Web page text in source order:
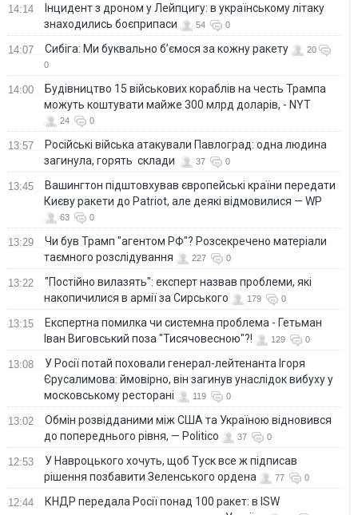
14:14
Інцидент з дроном у Лейпцигу: в українському літаку
знаходились боєприпаси
54 0
14:07 Сибіга: Ми буквально б’ємося за кожну ракету
20
0
14:00
Будівництво 15 військових кораблів на честь Трампа
можуть коштувати майже 300 млрд доларів, - NYT
24 0
13:57
Російські війська атакували Павлоград: одна людина
загинула, горять склади
37 0
13:45
Вашингтон підштовхував європейські країни передати
Києву ракети до Patriot, але деякі відмовилися — WP
63 0
13:29
Чи був Трамп "агентом РФ"? Розсекречено матеріали
таємного розслідування
227 0
13:22
"Постійно вилазять": експерт назвав проблеми, які
накопичилися в армії за Сирського
179 0
13:15
Eкспертна помилка чи системна проблема - Гетьман
Іван Виговський поза "Тисячовесною"?!
129 0
13:08
У Росії потай поховали генерал-лейтенанта Ігоря
Єрусалимова: ймовірно, він загинув унаслідок вибуху у
московському ресторані
119 0
13:02
Обмін розвідданими між США та Україною відновився
до попереднього рівня, — Politico
37 0
12:53
У Навроцького хочуть, щоб Туск все ж підписав
рішення позбавити Зеленського ордена
77 0
12:44
КНДР передала Росії понад 100 ракет: в ISW